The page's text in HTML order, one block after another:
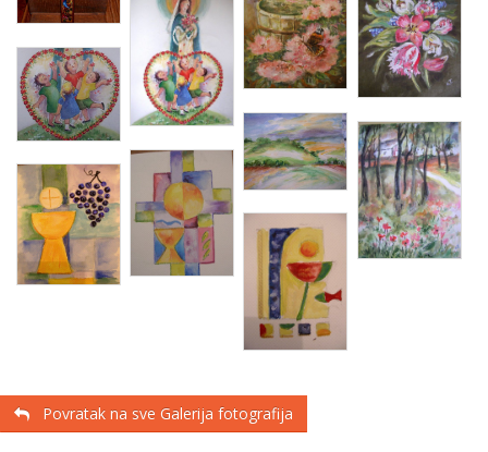
Povratak na sve Galerija fotografija